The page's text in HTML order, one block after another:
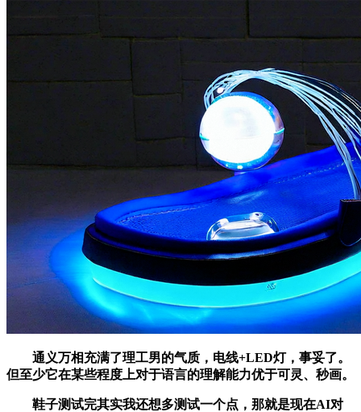
通义万相充满了理工男的气质，电线+LED灯，事妥了。
但至少它在某些程度上对于语言的理解能力优于可灵、秒画。
鞋子测试完其实我还想多测试一个点，那就是现在AI对